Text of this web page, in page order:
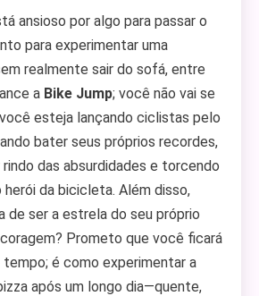
ansioso por algo para passar o
para experimentar uma
realmente sair do sofá, entre
a Bike Jump; você não vai se
esteja lançando ciclistas pelo
bater seus próprios recordes,
das absurdidades e torcendo
da bicicleta. Além disso,
de ser a estrela do seu próprio
Prometo que você ficará
é como experimentar a
após um longo dia—quente,